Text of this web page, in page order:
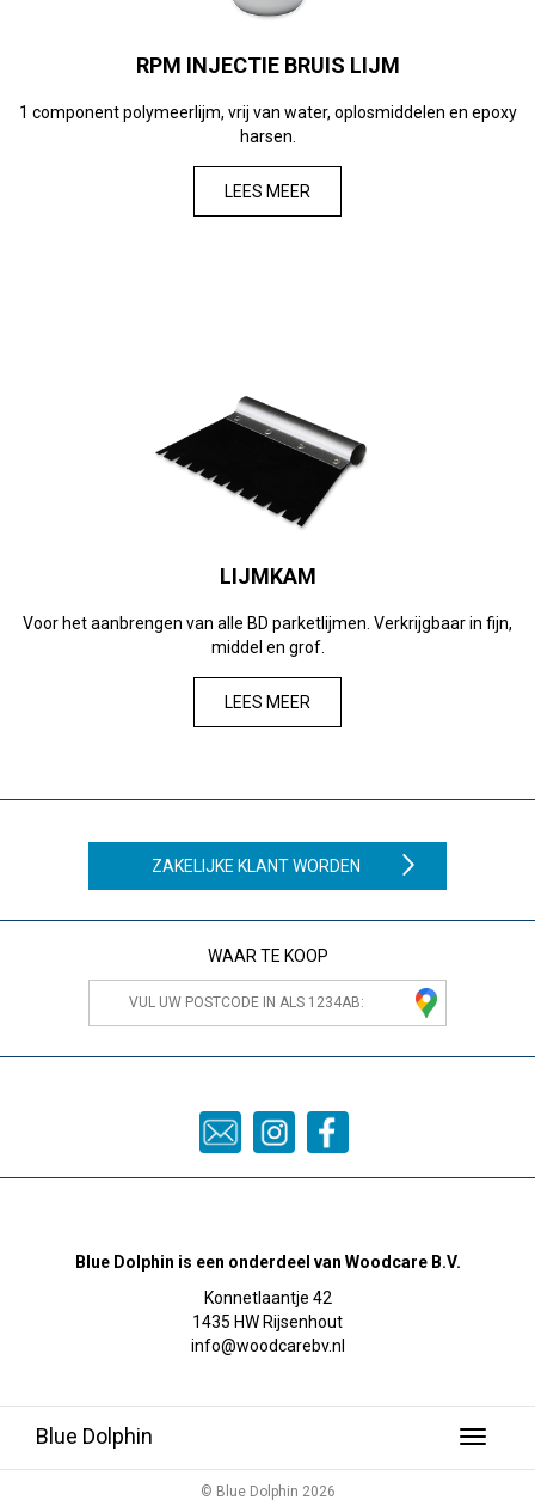
RPM INJECTIE BRUIS LIJM
1 component polymeerlijm, vrij van water, oplosmiddelen en epoxy
harsen.
LEES MEER
LIJMKAM
Voor het aanbrengen van alle BD parketlijmen. Verkrijgbaar in fijn,
middel en grof.
LEES MEER
ZAKELIJKE KLANT WORDEN
WAAR TE KOOP
Blue Dolphin is een onderdeel van Woodcare B.V.
Konnetlaantje 42
1435 HW Rijsenhout
info@woodcarebv.nl
Toggle
Blue Dolphin
© Blue Dolphin 2026